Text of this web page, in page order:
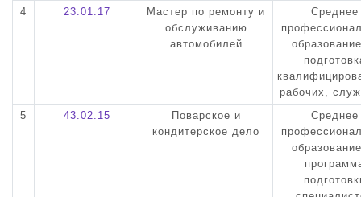
4
23.01.17
Мастер по ремонту и
обслуживанию
автомобилей
Среднее
рабочих,
5
43.02.15
Поварское и
кондитерское дело
Среднее